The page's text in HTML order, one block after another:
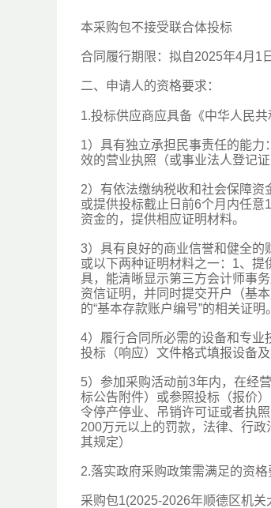
本采购包不接受联合体投标
合同履行期限：拟自2025年4月1
二、申请人的资格要求：
1.投标供应商应具备《中华人民
1）具有独立承担民事责任的能
效的营业执照（或事业法人登记
2）有依法缴纳税收和社会保障资
或提供投标截止日前6个月内任
资金的，提供相应证明材料。
3）具有良好的商业信誉和健全的
或以下两种证明材料之一：1、
具，能清晰显示第三方会计师事
资信证明，并同时提交开户（基
的“基本存款账户编号”的相关证明。
4）履行合同所必需的设备和专
投标（响应）文件格式填报设备及
5）参加采购活动前3年内，在经
标公告附件）或参照投标（报价
令停产停业、吊销许可证或者执
200万元以上的罚款，法律、行政
其规定）
2.落实政府采购政策需满足的资格
采购包1(2025-2026年顺德区机